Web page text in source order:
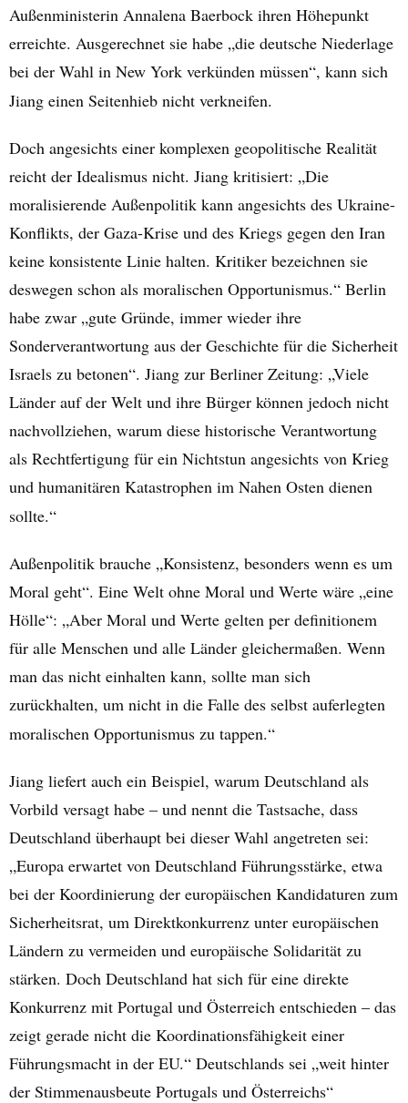
Außenministerin Annalena Baerbock ihren Höhepunkt
erreichte. Ausgerechnet sie habe „die deutsche Niederlage
bei der Wahl in New York verkünden müssen“, kann sich
Jiang einen Seitenhieb nicht verkneifen.
Doch angesichts einer komplexen geopolitische Realität
reicht der Idealismus nicht. Jiang kritisiert: „Die
moralisierende Außenpolitik kann angesichts des Ukraine-
Konflikts, der Gaza-Krise und des Kriegs gegen den Iran
keine konsistente Linie halten. Kritiker bezeichnen sie
deswegen schon als moralischen Opportunismus.“ Berlin
habe zwar „gute Gründe, immer wieder ihre
Sonderverantwortung aus der Geschichte für die Sicherheit
Israels zu betonen“. Jiang zur Berliner Zeitung: „Viele
Länder auf der Welt und ihre Bürger können jedoch nicht
nachvollziehen, warum diese historische Verantwortung
als Rechtfertigung für ein Nichtstun angesichts von Krieg
und humanitären Katastrophen im Nahen Osten dienen
sollte.“
Außenpolitik brauche „Konsistenz, besonders wenn es um
Moral geht“. Eine Welt ohne Moral und Werte wäre „eine
Hölle“: „Aber Moral und Werte gelten per definitionem
für alle Menschen und alle Länder gleichermaßen. Wenn
man das nicht einhalten kann, sollte man sich
zurückhalten, um nicht in die Falle des selbst auferlegten
moralischen Opportunismus zu tappen.“
Jiang liefert auch ein Beispiel, warum Deutschland als
Vorbild versagt habe – und nennt die Tastsache, dass
Deutschland überhaupt bei dieser Wahl angetreten sei:
„Europa erwartet von Deutschland Führungsstärke, etwa
bei der Koordinierung der europäischen Kandidaturen zum
Sicherheitsrat, um Direktkonkurrenz unter europäischen
Ländern zu vermeiden und europäische Solidarität zu
stärken. Doch Deutschland hat sich für eine direkte
Konkurrenz mit Portugal und Österreich entschieden – das
zeigt gerade nicht die Koordinationsfähigkeit einer
Führungsmacht in der EU.“ Deutschlands sei „weit hinter
der Stimmenausbeute Portugals und Österreichs“